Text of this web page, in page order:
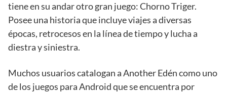
tiene en su andar otro gran juego: Chorno Triger.
Posee una historia que incluye viajes a diversas
épocas, retrocesos en la línea de tiempo y lucha a
diestra y siniestra.
Muchos usuarios catalogan a Another Edén como uno
de los juegos para Android que se encuentra por